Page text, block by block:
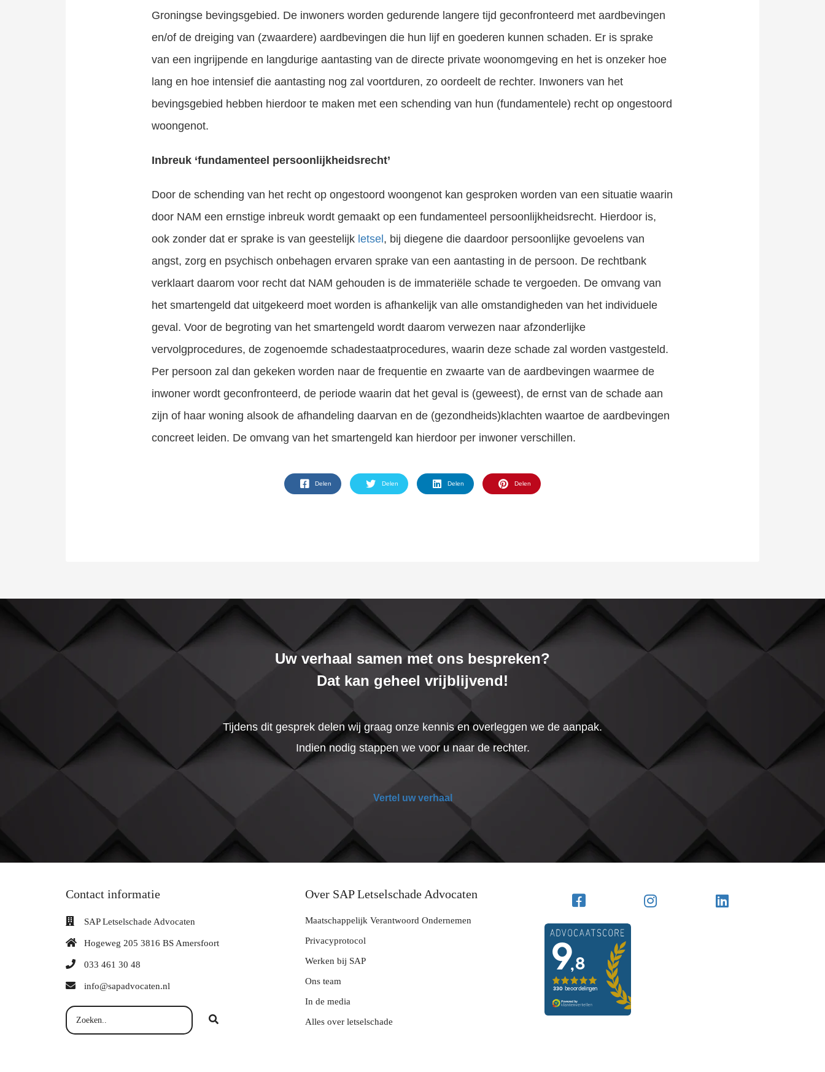
Groningse bevingsgebied. De inwoners worden gedurende langere tijd geconfronteerd met aardbevingen
en/of de dreiging van (zwaardere) aardbevingen die hun lijf en goederen kunnen schaden. Er is sprake
van een ingrijpende en langdurige aantasting van de directe private woonomgeving en het is onzeker hoe
lang en hoe intensief die aantasting nog zal voortduren, zo oordeelt de rechter. Inwoners van het
bevingsgebied hebben hierdoor te maken met een schending van hun (fundamentele) recht op ongestoord
woongenot.
Inbreuk ‘fundamenteel persoonlijkheidsrecht’
Door de schending van het recht op ongestoord woongenot kan gesproken worden van een situatie waarin
door NAM een ernstige inbreuk wordt gemaakt op een fundamenteel persoonlijkheidsrecht. Hierdoor is,
ook zonder dat er sprake is van geestelijk letsel, bij diegene die daardoor persoonlijke gevoelens van
angst, zorg en psychisch onbehagen ervaren sprake van een aantasting in de persoon. De rechtbank
verklaart daarom voor recht dat NAM gehouden is de immateriële schade te vergoeden. De omvang van
het smartengeld dat uitgekeerd moet worden is afhankelijk van alle omstandigheden van het individuele
geval. Voor de begroting van het smartengeld wordt daarom verwezen naar afzonderlijke
vervolgprocedures, de zogenoemde schadestaatprocedures, waarin deze schade zal worden vastgesteld.
Per persoon zal dan gekeken worden naar de frequentie en zwaarte van de aardbevingen waarmee de
inwoner wordt geconfronteerd, de periode waarin dat het geval is (geweest), de ernst van de schade aan
zijn of haar woning alsook de afhandeling daarvan en de (gezondheids)klachten waartoe de aardbevingen
concreet leiden. De omvang van het smartengeld kan hierdoor per inwoner verschillen.
Delen Delen Delen Delen
Uw verhaal samen met ons bespreken?
Dat kan geheel vrijblijvend!
Tijdens dit gesprek delen wij graag onze kennis en overleggen we de aanpak.
Indien nodig stappen we voor u naar de rechter.
Vertel uw verhaal
Contact informatie
SAP Letselschade Advocaten
Hogeweg 205 3816 BS Amersfoort
033 461 30 48
info@sapadvocaten.nl
Over SAP Letselschade Advocaten
Maatschappelijk Verantwoord Ondernemen
Privacyprotocol
Werken bij SAP
Ons team
In de media
Alles over letselschade